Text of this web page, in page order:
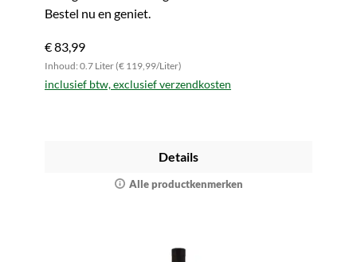
Bestel nu en geniet.
€ 83,99
Inhoud: 0.7 Liter (€ 119,99/Liter)
inclusief btw, exclusief verzendkosten
Details
Alle productkenmerken